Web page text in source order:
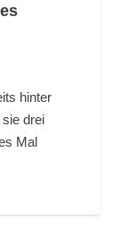
hinter
drei
Mal